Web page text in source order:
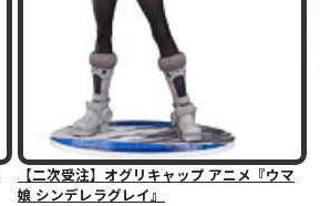
【二次受注】オグリキャップ アニメ『ウマ
娘 シンデレラグレイ』